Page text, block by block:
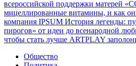
всероссийской поддержки матерей
мицеллированные витамины, и как
компания IPSUM История легенды:
пирогов» от идеи до всенародной
чтобы стать лучше ARTPLAY
Общество